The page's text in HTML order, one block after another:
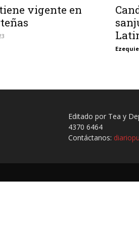
vigente en
Editado por Tea y
4370 6464
Contáctanos: